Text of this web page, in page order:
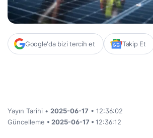
Google'da bizi tercih et Takip Et
Yayın Tarihi • 2025-06-17 • 12:36:02
Güncelleme • 2025-06-17 • 12:36:12